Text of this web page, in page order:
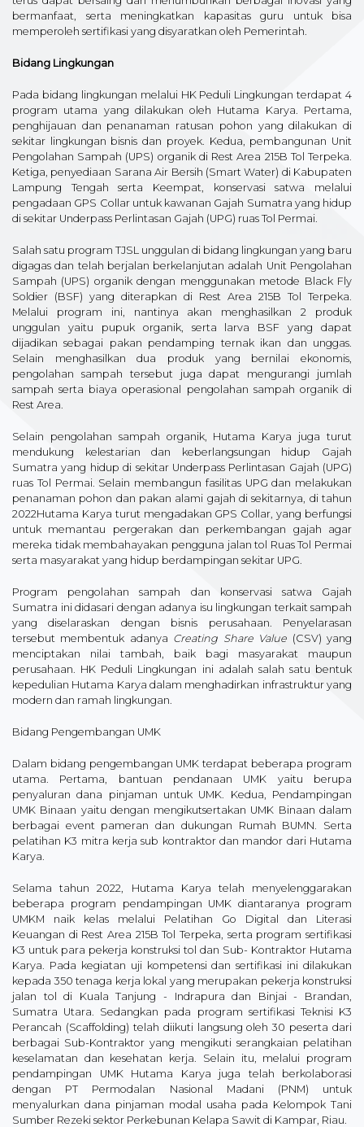
bermanfaat, serta meningkatkan kapasitas guru untuk bisa
memperoleh sertifikasi yang disyaratkan oleh Pemerintah.
Bidang Lingkungan
Pada bidang lingkungan melalui HK Peduli Lingkungan terdapat 4
program utama yang dilakukan oleh Hutama Karya. Pertama,
penghijauan dan penanaman ratusan pohon yang dilakukan di
sekitar lingkungan bisnis dan proyek. Kedua, pembangunan Unit
Pengolahan Sampah (UPS) organik di Rest Area 215B Tol Terpeka.
Ketiga, penyediaan Sarana Air Bersih (Smart Water) di Kabupaten
Lampung Tengah serta Keempat, konservasi satwa melalui
pengadaan GPS Collar untuk kawanan Gajah Sumatra yang hidup
di sekitar Underpass Perlintasan Gajah (UPG) ruas Tol Permai.
Salah satu program TJSL unggulan di bidang lingkungan yang baru
digagas dan telah berjalan berkelanjutan adalah Unit Pengolahan
Sampah (UPS) organik dengan menggunakan metode Black Fly
Soldier (BSF) yang diterapkan di Rest Area 215B Tol Terpeka.
Melalui program ini, nantinya akan menghasilkan 2 produk
unggulan yaitu pupuk organik, serta larva BSF yang dapat
dijadikan sebagai pakan pendamping ternak ikan dan unggas.
Selain menghasilkan dua produk yang bernilai ekonomis,
pengolahan sampah tersebut juga dapat mengurangi jumlah
sampah serta biaya operasional pengolahan sampah organik di
Rest Area.
Selain pengolahan sampah organik, Hutama Karya juga turut
mendukung kelestarian dan keberlangsungan hidup Gajah
Sumatra yang hidup di sekitar Underpass Perlintasan Gajah (UPG)
ruas Tol Permai. Selain membangun fasilitas UPG dan melakukan
penanaman pohon dan pakan alami gajah di sekitarnya, di tahun
2022Hutama Karya turut mengadakan GPS Collar, yang berfungsi
untuk memantau pergerakan dan perkembangan gajah agar
mereka tidak membahayakan pengguna jalan tol Ruas Tol Permai
serta masyarakat yang hidup berdampingan sekitar UPG.
Program pengolahan sampah dan konservasi satwa Gajah
Sumatra ini didasari dengan adanya isu lingkungan terkait sampah
yang diselaraskan dengan bisnis perusahaan. Penyelarasan
tersebut membentuk adanya Creating Share Value (CSV) yang
menciptakan nilai tambah, baik bagi masyarakat maupun
perusahaan. HK Peduli Lingkungan ini adalah salah satu bentuk
kepedulian Hutama Karya dalam menghadirkan infrastruktur yang
modern dan ramah lingkungan.
Bidang Pengembangan UMK
Dalam bidang pengembangan UMK terdapat beberapa program
utama. Pertama, bantuan pendanaan UMK yaitu berupa
penyaluran dana pinjaman untuk UMK. Kedua, Pendampingan
UMK Binaan yaitu dengan mengikutsertakan UMK Binaan dalam
berbagai event pameran dan dukungan Rumah BUMN. Serta
pelatihan K3 mitra kerja sub kontraktor dan mandor dari Hutama
Karya.
Selama tahun 2022, Hutama Karya telah menyelenggarakan
beberapa program pendampingan UMK diantaranya program
UMKM naik kelas melalui Pelatihan Go Digital dan Literasi
Keuangan di Rest Area 215B Tol Terpeka, serta program sertifikasi
K3 untuk para pekerja konstruksi tol dan Sub- Kontraktor Hutama
Karya. Pada kegiatan uji kompetensi dan sertifikasi ini dilakukan
kepada 350 tenaga kerja lokal yang merupakan pekerja konstruksi
jalan tol di Kuala Tanjung - Indrapura dan Binjai - Brandan,
Sumatra Utara. Sedangkan pada program sertifikasi Teknisi K3
Perancah (Scaffolding) telah diikuti langsung oleh 30 peserta dari
berbagai Sub-Kontraktor yang mengikuti serangkaian pelatihan
keselamatan dan kesehatan kerja. Selain itu, melalui program
pendampingan UMK Hutama Karya juga telah berkolaborasi
dengan PT Permodalan Nasional Madani (PNM) untuk
menyalurkan dana pinjaman modal usaha pada Kelompok Tani
Sumber Rezeki sektor Perkebunan Kelapa Sawit di Kampar, Riau.